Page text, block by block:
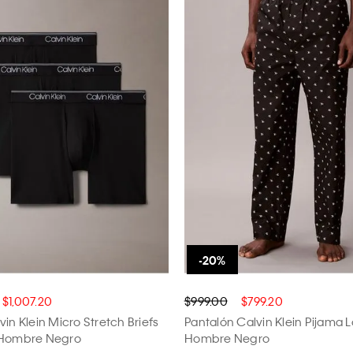
$1,007.20
Klein Micro Stretch Briefs
Negro
$999.00 $799.20
Pantalón Calvin Klein Pijama
Hombre Negro